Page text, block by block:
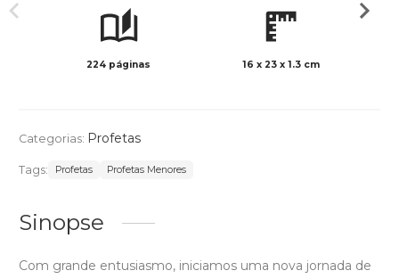
224 páginas 16 x 23 x 1.3 cm
Categorias: Profetas
Tags: Profetas Profetas Menores
Sinopse
Com grande entusiasmo, iniciamos uma nova jornada de